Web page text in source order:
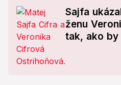
Sajfa
ženu
tak, ako